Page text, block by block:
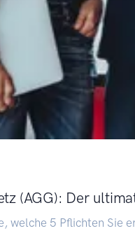
(AGG): Der
5 Pflichten Sie